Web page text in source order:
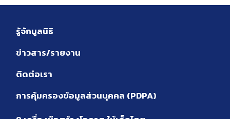
รู้จักมูลนิธิ
ข่าวสาร/รายงาน
ติดต่อเรา
การคุ้มครองข้อมูลส่วนบุคคล (PDPA)